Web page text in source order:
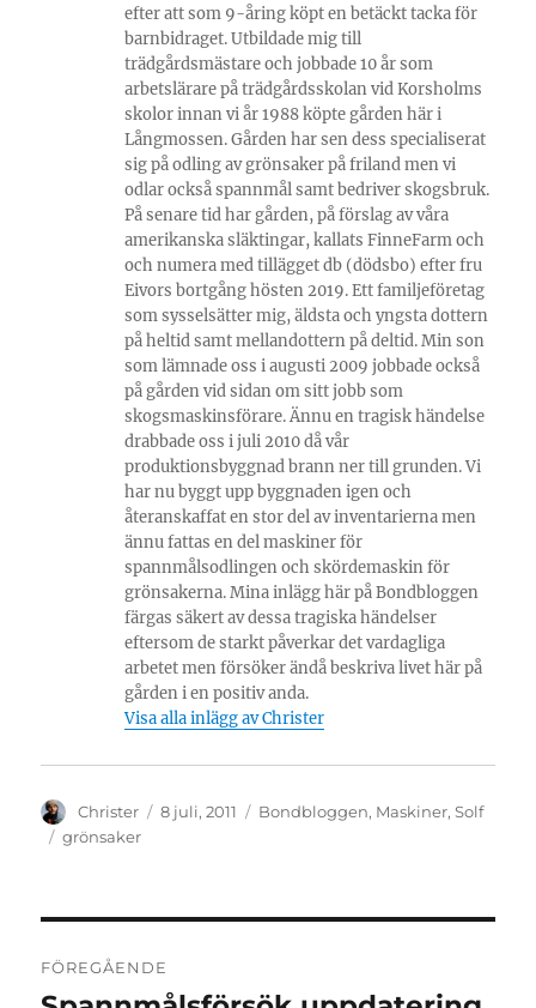
efter att som 9-åring köpt en betäckt tacka för
barnbidraget. Utbildade mig till
trädgårdsmästare och jobbade 10 år som
arbetslärare på trädgårdsskolan vid Korsholms
skolor innan vi år 1988 köpte gården här i
Långmossen. Gården har sen dess specialiserat
sig på odling av grönsaker på friland men vi
odlar också spannmål samt bedriver skogsbruk.
På senare tid har gården, på förslag av våra
amerikanska släktingar, kallats FinneFarm och
och numera med tillägget db (dödsbo) efter fru
Eivors bortgång hösten 2019. Ett familjeföretag
som sysselsätter mig, äldsta och yngsta dottern
på heltid samt mellandottern på deltid. Min son
som lämnade oss i augusti 2009 jobbade också
på gården vid sidan om sitt jobb som
skogsmaskinsförare. Ännu en tragisk händelse
drabbade oss i juli 2010 då vår
produktionsbyggnad brann ner till grunden. Vi
har nu byggt upp byggnaden igen och
återanskaffat en stor del av inventarierna men
ännu fattas en del maskiner för
spannmålsodlingen och skördemaskin för
grönsakerna. Mina inlägg här på Bondbloggen
färgas säkert av dessa tragiska händelser
eftersom de starkt påverkar det vardagliga
arbetet men försöker ändå beskriva livet här på
gården i en positiv anda.
Visa alla inlägg av Christer
Författare
Christer
Publicerat
8 juli, 2011 Kategorier
Bondbloggen, Maskiner,Solf
Etiketter
grönsaker
FÖREGÅENDE